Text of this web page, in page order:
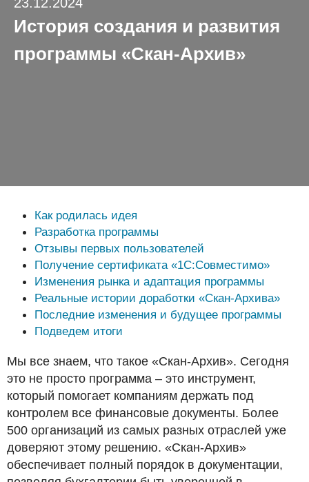
История создания и развития
программы «Скан-Архив»
Как родилась идея
Разработка программы
Отзывы первых пользователей
Получение сертификата «1С:Совместимо»
Изменения рынка и адаптация программы
Реальные истории доработки «Скан-Архива»
Последние изменения и будущее программы
Подведем итоги
Мы все знаем, что такое «Скан-Архив». Сегодня
это не просто программа – это инструмент,
который помогает компаниям держать под
контролем все финансовые документы. Более
500 организаций из самых разных отраслей уже
доверяют этому решению. «Скан-Архив»
обеспечивает полный порядок в документации,